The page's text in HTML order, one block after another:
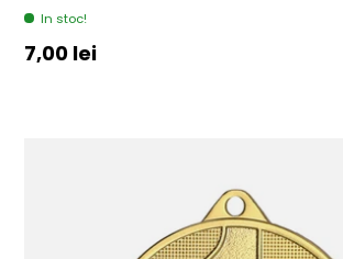
In stoc!
Pret initial
7,00 lei